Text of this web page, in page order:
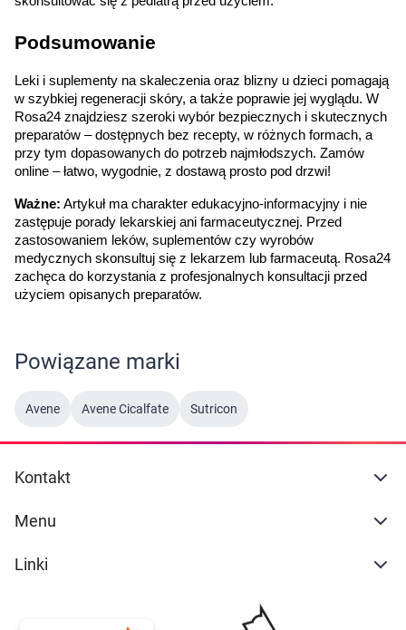
Podsumowanie
Leki i suplementy na skaleczenia oraz blizny u dzieci pomagają
w szybkiej regeneracji skóry, a także poprawie jej wyglądu. W
Rosa24 znajdziesz szeroki wybór bezpiecznych i skutecznych
preparatów – dostępnych bez recepty, w różnych formach, a
przy tym dopasowanych do potrzeb najmłodszych. Zamów
online – łatwo, wygodnie, z dostawą prosto pod drzwi!
Ważne: Artykuł ma charakter edukacyjno-informacyjny i nie
zastępuje porady lekarskiej ani farmaceutycznej. Przed
zastosowaniem leków, suplementów czy wyrobów
medycznych skonsultuj się z lekarzem lub farmaceutą. Rosa24
zachęca do korzystania z profesjonalnych konsultacji przed
użyciem opisanych preparatów.
Powiązane marki
Avene Avene Cicalfate Sutricon
Kontakt
Menu
Linki